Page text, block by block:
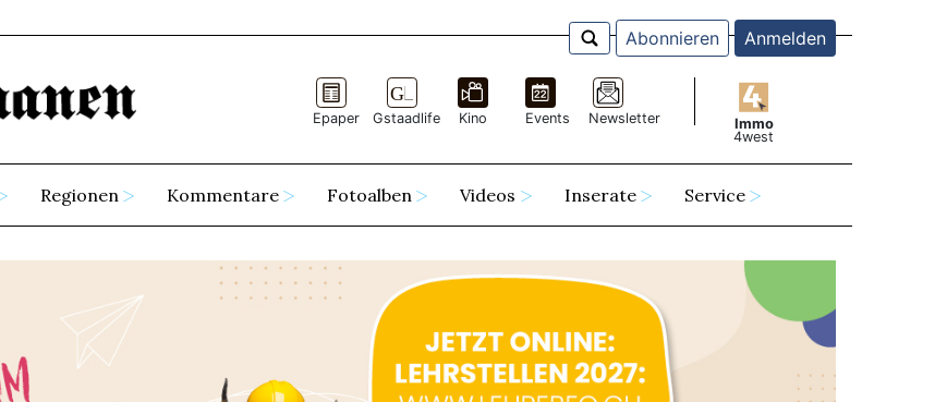
Abonnieren Anmelden
Epaper Gstaadlife Kino Events Newsletter
Immo
4west
Regionen Kommentare Fotoalben Videos Inserate Service